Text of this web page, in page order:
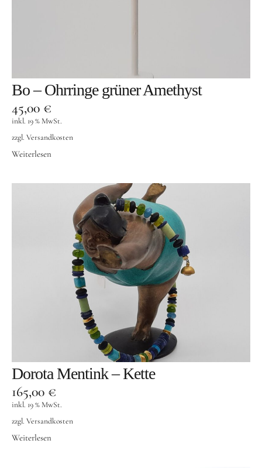
Bo – Ohrringe grüner Amethyst
45,00 €
inkl. 19 % MwSt.
zzgl. Versandkosten
Weiterlesen
Dorota Mentink – Kette
165,00 €
inkl. 19 % MwSt.
zzgl. Versandkosten
Weiterlesen